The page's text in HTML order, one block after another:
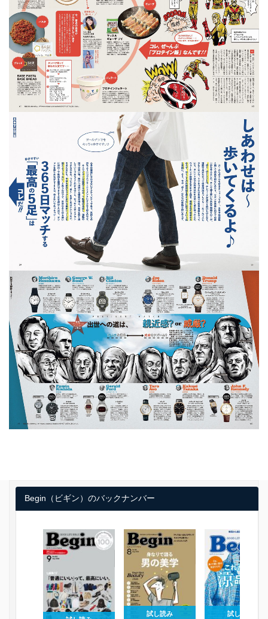
Begin（ビギン）のバックナンバー
試し読み 試し読み